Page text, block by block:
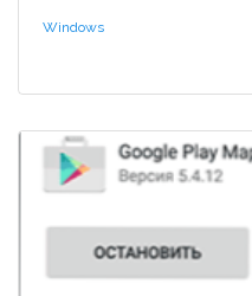
Windows